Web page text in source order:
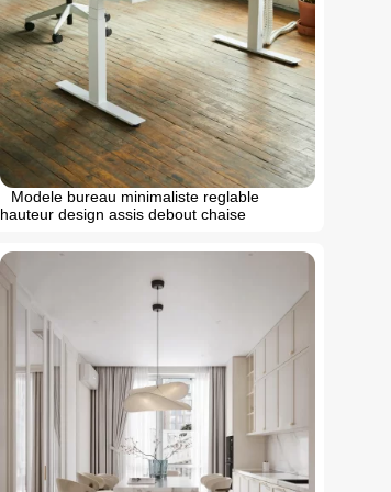
Modele bureau minimaliste reglable
hauteur design assis debout chaise